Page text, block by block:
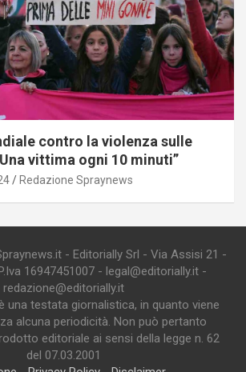
contro la violenza sulle
vittima ogni 10 minuti”
Redazione Spraynews
- Editorially Srl - Via Assisi 21 -
16947451007 - legal@editorially.it -
redazione@editorially.it
una testata giornalistica, in quanto viene
alcuna periodicità. Non può pertanto
editoriale ai sensi della legge n. 62
del 07.03.2001